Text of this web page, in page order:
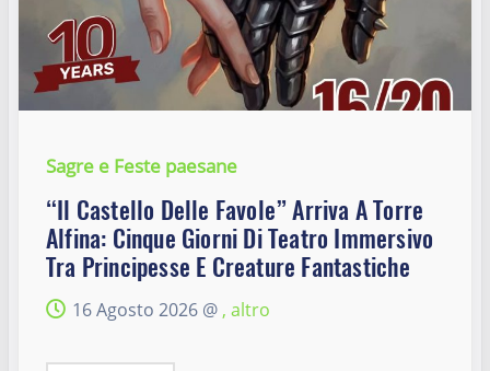
Sagre e Feste paesane
“Il Castello Delle Favole” Arriva A Torre
Alfina: Cinque Giorni Di Teatro Immersivo
Tra Principesse E Creature Fantastiche
16 Agosto 2026 @ , altro